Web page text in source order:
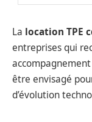
La location TPE
entreprises qui
accompagnement
être envisagé
d’évolution